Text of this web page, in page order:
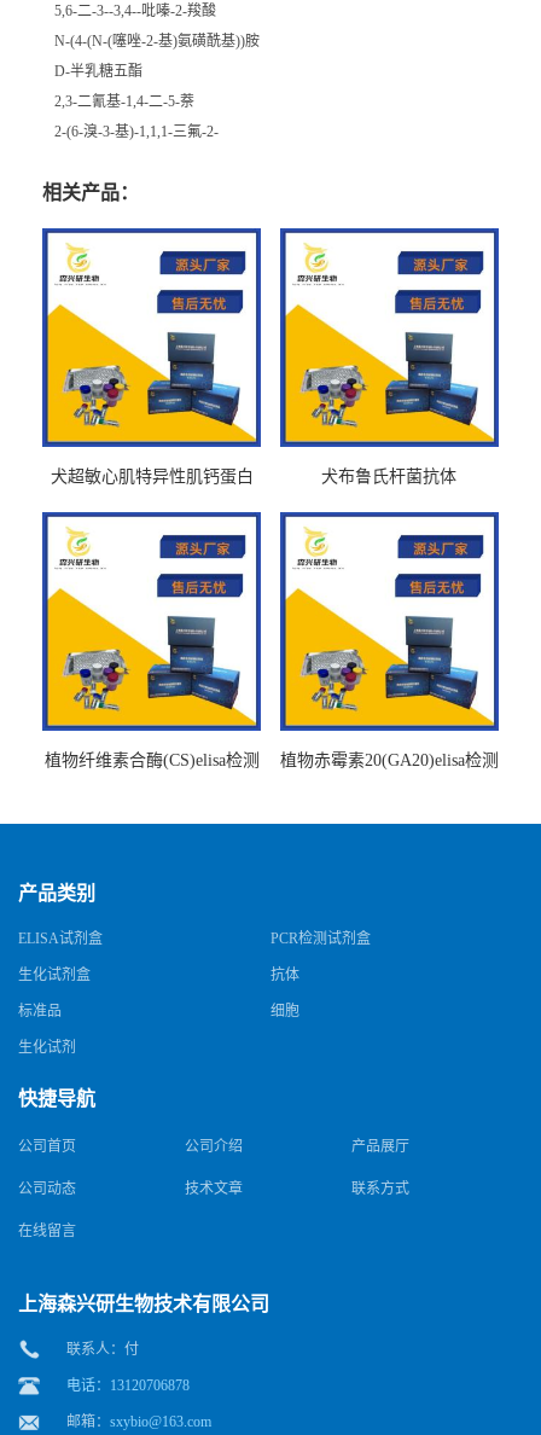
5,6-二-3--3,4--吡嗪-2-羧酸
N-(4-(N-(噻唑-2-基)氨磺酰基))胺
D-半乳糖五酯
2,3-二氰基-1,4-二-5-萘
2-(6-溴-3-基)-1,1,1-三氟-2-
相关产品：
犬超敏心肌特异性肌钙蛋白
犬布鲁氏杆菌抗体
植物纤维素合酶(CS)elisa检测
植物赤霉素20(GA20)elisa检测
产品类别
ELISA试剂盒 PCR检测试剂盒
生化试剂盒 抗体
标准品 细胞
生化试剂
快捷导航
公司首页 公司介绍 产品展厅
公司动态 技术文章 联系方式
在线留言
上海森兴研生物技术有限公司
联系人：付
电话：13120706878
邮箱： sxybio@163.com